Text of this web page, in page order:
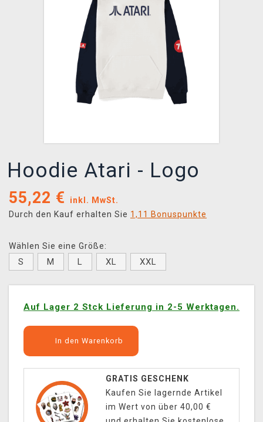
Hoodie Atari - Logo
55,22 €
inkl. MwSt.
Durch den Kauf erhalten Sie 1,11 Bonuspunkte
Wählen Sie eine Größe:
S M L XL XXL
Auf Lager 2 Stck Lieferung in 2-5 Werktagen.
In den Warenkorb
GRATIS GESCHENK
Kaufen Sie lagernde Artikel
im Wert von über 40,00 €